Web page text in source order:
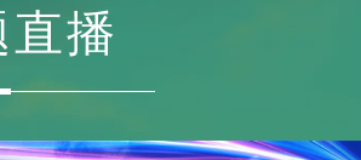
播